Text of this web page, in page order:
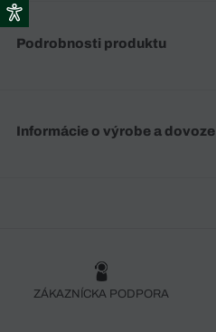
Podrobnosti produktu
Informácie o výrobe a dovoze
ZÁKAZNÍCKA PODPORA